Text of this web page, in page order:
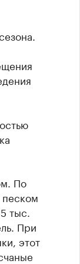
По
тыс.
При
этот